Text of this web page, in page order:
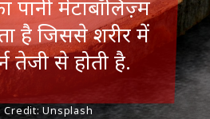
पानी मेटाबॉलिज़्म
है जिससे शरीर में
तेजी से होती है.
Credit: Unsplash